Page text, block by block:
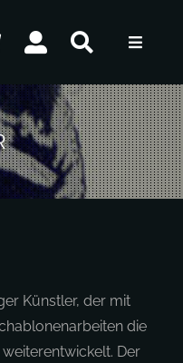
Toggle
Künstler, der mit
die
Der